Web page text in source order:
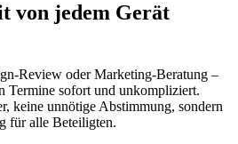
von jedem Gerät
Review oder Marketing-Beratung –
Termine sofort und unkompliziert.
keine unnötige Abstimmung, sondern
für alle Beteiligten.